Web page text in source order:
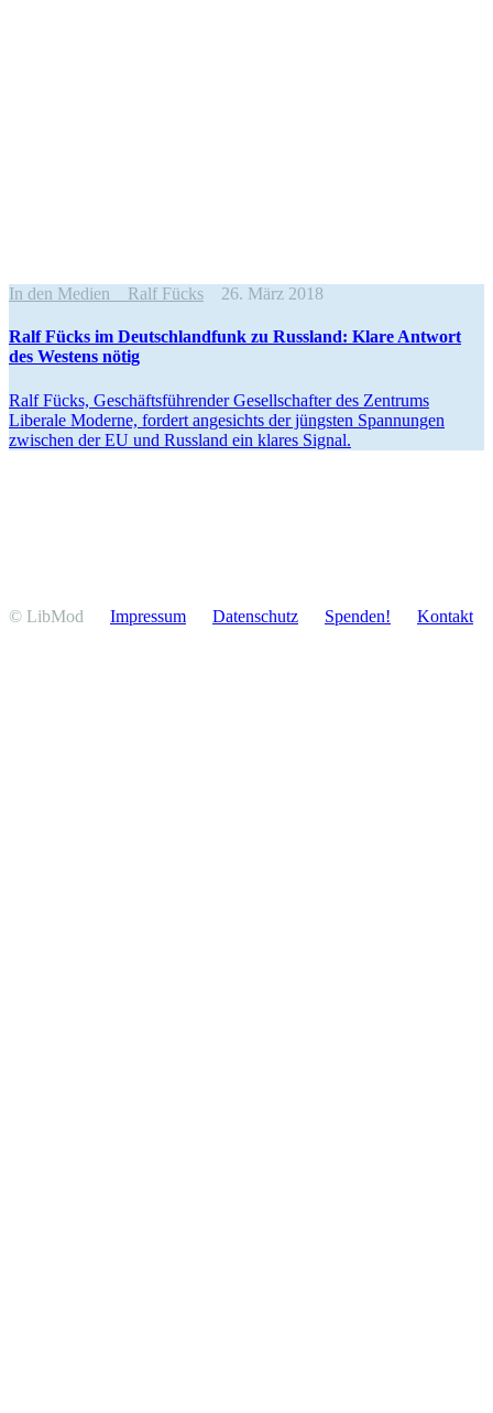
In den Medien Ralf Fücks 26. März 2018
Ralf Fücks im Deutsch­landfunk zu Russland: Klare Antwort
des Westens nötig
Ralf Fücks, Geschäfts­füh­render Gesell­schafter des Zentrums
Liberale Moderne, fordert angesichts der jüngsten Spannungen
zwischen der EU und Russland ein klares Signal.
© LibMod Impressum Daten­schutz Spenden! Kontakt